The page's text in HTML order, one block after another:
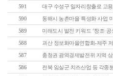
591 대구 수성구 일자리창출로 고
590 동해시 농촌마을 특성화 사업
589 미래도시 발전 키워드 ‘창조·공
588 괴산 정보화마을연합회-제주
587 충청권 광역경제발전위 지역
586 전북 임실군 치즈산업 등 각종